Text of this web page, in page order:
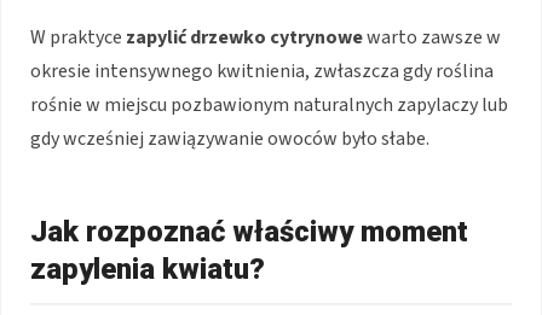
W praktyce zapylić drzewko cytrynowewarto zawsze w
okresie intensywnego kwitnienia, zwłaszcza gdy roślina
rośnie w miejscu pozbawionym naturalnych zapylaczy lub
gdy wcześniej zawiązywanie owoców było słabe.
Jak rozpoznać właściwy moment
zapylenia kwiatu?